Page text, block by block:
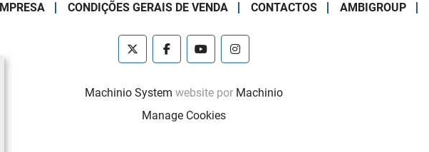
CONDIÇÕES GERAIS DE VENDA CONTACTOS AMBIGROUP
twitter facebookyoutubeinstagram
Machinio System website por Machinio
Manage Cookies